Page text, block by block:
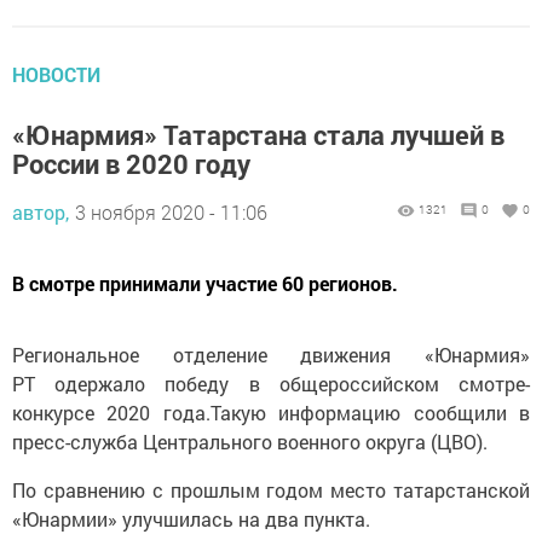
НОВОСТИ
«Юнармия» Татарстана стала лучшей в
России в 2020 году
автор, 3 ноября 2020 - 11:06 1321 0 0
В смотре принимали участие 60 регионов.
Региональное отделение движения «Юнармия»
РТ одержало победу в общероссийском смотре-
конкурсе 2020 года.Такую информацию сообщили в
пресс-служба Центрального военного округа (ЦВО).
По сравнению с прошлым годом место татарстанской
«Юнармии» улучшилась на два пункта.